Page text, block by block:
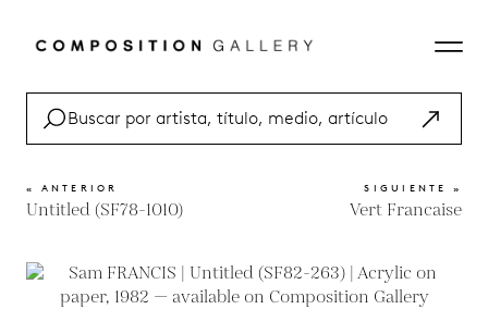
« ANTERIOR
Untitled (SF78-1010)
SIGUIENTE »
Vert Francaise